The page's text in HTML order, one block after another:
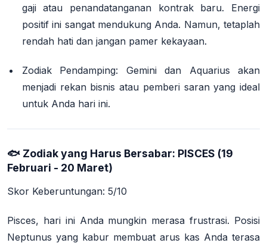
gaji atau penandatanganan kontrak baru. Energi
positif ini sangat mendukung Anda. Namun, tetaplah
rendah hati dan jangan pamer kekayaan.
Zodiak Pendamping: Gemini dan Aquarius akan
menjadi rekan bisnis atau pemberi saran yang ideal
untuk Anda hari ini.
🐟 Zodiak yang Harus Bersabar: PISCES (19
Februari - 20 Maret)
Skor Keberuntungan: 5/10
Pisces, hari ini Anda mungkin merasa frustrasi. Posisi
Neptunus yang kabur membuat arus kas Anda terasa